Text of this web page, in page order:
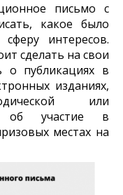
письмо с
какое было
интересов.
сделать на свои
о публикациях в
изданиях,
или
об участие в
местах на